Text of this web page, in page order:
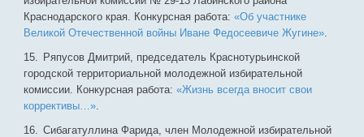
Краснодарского края. Конкурсная работа:«Об участнике
Великой Отечественной войны Иване Федосеевиче Жугине».
Ряпусов Дмитрий, председатель Краснотурьинской
городской территориальной молодежной избирательной
комиссии. Конкурсная работа:«Жизнь всегда вносит свои
коррективы…».
Сибагатуллина Фарида, член Молодежной избирательной